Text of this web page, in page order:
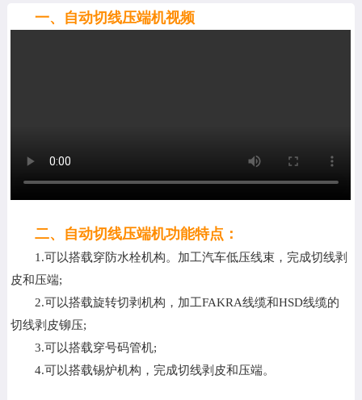
收送线机
一、自动切线压端机视频
二、自动切线压端机功能特点：
1.可以搭载穿防水栓机构。加工汽车低压线束，完成切线剥
皮和压端;
2.可以搭载旋转切剥机构，加工FAKRA线缆和HSD线缆的
切线剥皮铆压;
3.可以搭载穿号码管机;
4.可以搭载锡炉机构，完成切线剥皮和压端。